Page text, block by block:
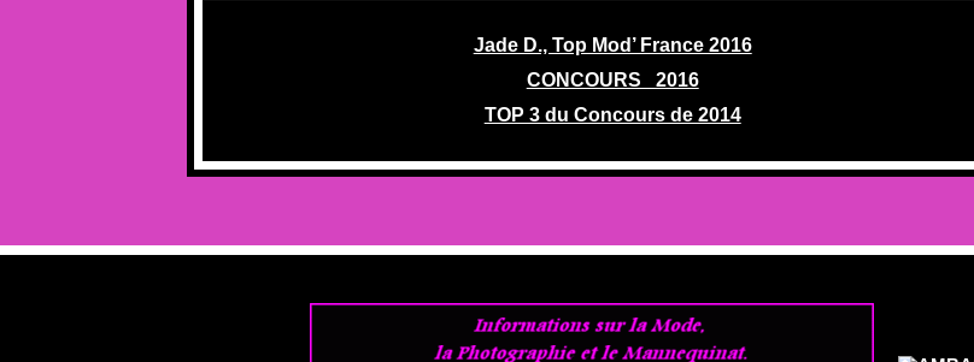
Jade D., Top Mod’ France 2016
CONCOURS 2016
TOP 3 du Concours de 2014